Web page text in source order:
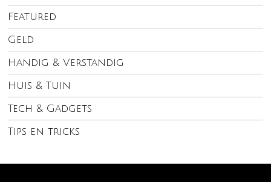
Featured
Geld
Handig & Verstandig
Huis & Tuin
Tech & Gadgets
Tips en tricks